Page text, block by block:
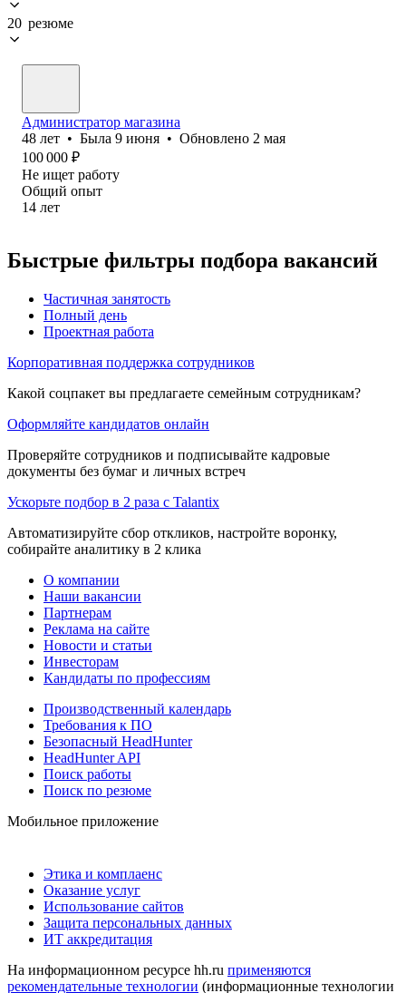
20 резюме
Администратор магазина
48 лет • Была 9 июня • Обновлено 2 мая
100 000 ₽
Не ищет работу
Общий опыт
14 лет
Быстрые фильтры подбора вакансий
Частичная занятость
Полный день
Проектная работа
Корпоративная поддержка сотрудников
Какой соцпакет вы предлагаете семейным сотрудникам?
Оформляйте кандидатов онлайн
Проверяйте сотрудников и подписывайте кадровые
документы без бумаг и личных встреч
Ускорьте подбор в 2 раза с Talantix
Автоматизируйте сбор откликов, настройте воронку,
собирайте аналитику в 2 клика
О компании
Наши вакансии
Партнерам
Реклама на сайте
Новости и статьи
Инвесторам
Кандидаты по профессиям
Производственный календарь
Требования к ПО
Безопасный HeadHunter
HeadHunter API
Поиск работы
Поиск по резюме
Мобильное приложение
Этика и комплаенс
Оказание услуг
Использование сайтов
Защита персональных данных
ИТ аккредитация
На информационном ресурсе hh.ru применяются
рекомендательные технологии (информационные технологии